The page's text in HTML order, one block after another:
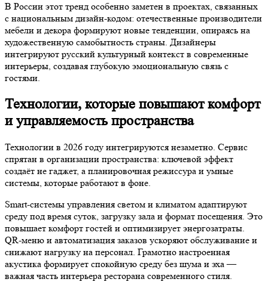
В России этот тренд особенно заметен в проектах, связанных
с национальным дизайн-кодом: отечественные производители
мебели и декора формируют новые тенденции, опираясь на
художественную самобытность страны. Дизайнеры
интегрируют русский культурный контекст в современные
интерьеры, создавая глубокую эмоциональную связь с
гостями.
Технологии, которые повышают комфорт
и управляемость пространства
Технологии в 2026 году интегрируются незаметно. Сервис
спрятан в организации пространства: ключевой эффект
создаёт не гаджет, а планировочная режиссура и умные
системы, которые работают в фоне.
Smart-системы управления светом и климатом адаптируют
среду под время суток, загрузку зала и формат посещения. Это
повышает комфорт гостей и оптимизирует энергозатраты.
QR-меню и автоматизация заказов ускоряют обслуживание и
снижают нагрузку на персонал. Грамотно настроенная
акустика формирует спокойную среду без шума и эха —
важная часть интерьера ресторана современного стиля.